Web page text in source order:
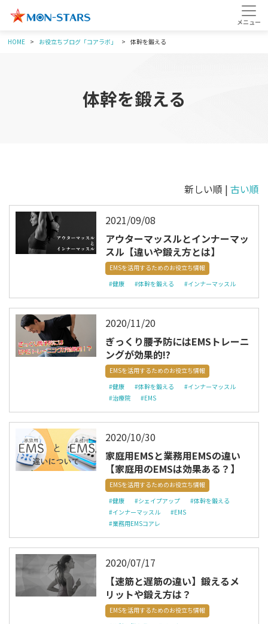
HOME お役立ちブログ「コアラボ」 体幹を鍛える
体幹を鍛える
新しい順 | 古い順
2021/09/08
アウターマッスルとインナーマッ
スル【違いや鍛え方とは】
EMSを活用するためのお役立ち情報
#健康
#体幹を鍛える #インナーマッスル
2020/11/20
ぎっくり腰予防にはEMSトレーニ
ングが効果的!?
EMSを活用するためのお役立ち情報
#健康
#体幹を鍛える
#インナーマッスル
#治療院
#EMS
2020/10/30
家庭用EMSと業務用EMSの違い
【家庭用のEMSは効果ある？】
EMSを活用するためのお役立ち情報
#健康
#シェイプアップ
#体幹を鍛える
#インナーマッスル
#EMS
#業務用EMSコアレ
2020/07/17
【速筋と遅筋の違い】鍛えるメ
リットや鍛え方は？
EMSを活用するためのお役立ち情報